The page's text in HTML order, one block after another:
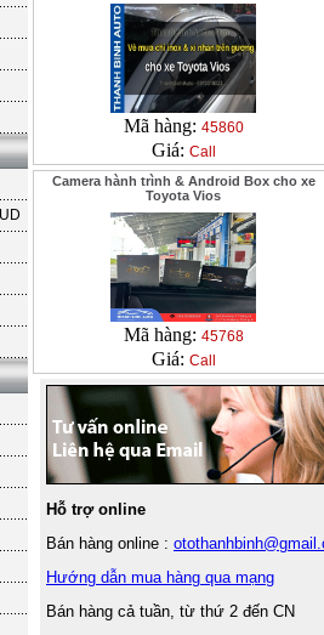
Mã hàng: 45860
Giá: Call
Camera hành trình & Android Box cho xe
Toyota Vios
Mã hàng: 45768
Giá: Call
Hỗ trợ online
Bán hàng online :
Hướng dẫn mua hàng qua mạng
Bán hàng cả tuần, từ thứ 2 đến CN